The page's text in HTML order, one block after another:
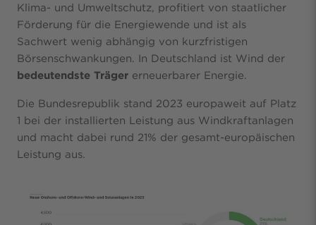
Klima- und Umweltschutz, profitiert von staatlicher
Förderung für die Energiewende und ist als
Sachwert wenig abhängig von kurzfristigen
Börsenschwankungen. In Deutschland ist Wind der
bedeutendste Träger erneuerbarer Energie.
Die Bundesrepublik stand 2023 europaweit auf Platz
1 bei der installierten Leistung aus Windkraftanlagen
und macht dabei rund 21% der gesamt-europäischen
Leistung aus.